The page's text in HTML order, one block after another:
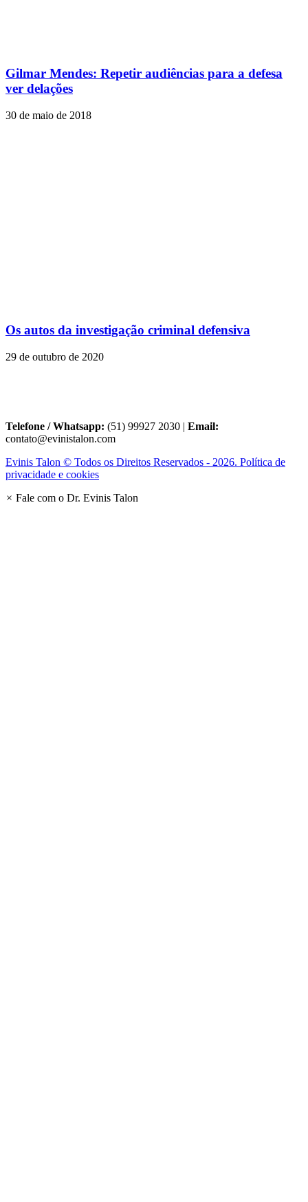
Gilmar Mendes: Repetir audiências para a defesa
ver delações
30 de maio de 2018
Os autos da investigação criminal defensiva
29 de outubro de 2020
Telefone / Whatsapp: (51) 99927 2030 | Email:
contato@evinistalon.com
Evinis Talon © Todos os Direitos Reservados - 2026. Política de
privacidade e cookies
× Fale com o Dr. Evinis Talon